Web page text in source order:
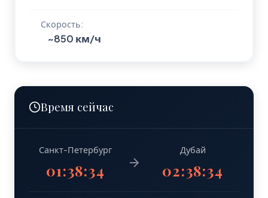
Скорость:
~850 км/ч
Время сейчас
Санкт-Петербург
01:38:35
Дубай
02:38:35